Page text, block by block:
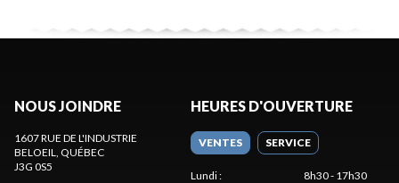
NOUS JOINDRE
1607 RUE DE L'INDUSTRIE
BELOEIL
, QUÉBEC
J3G 0S5
HEURES D'OUVERTURE
VENTES SERVICE
Lundi:
8h30 - 17h30